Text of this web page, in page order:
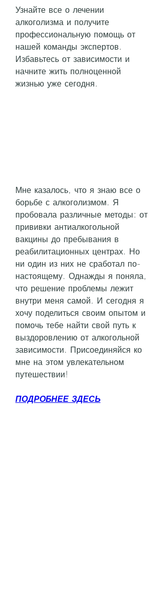
Узнайте все о лечении
алкоголизма и получите
профессиональную помощь от
нашей команды экспертов.
Избавьтесь от зависимости и
начните жить полноценной
жизнью уже сегодня.
Мне казалось, что я знаю все о
борьбе с алкоголизмом. Я
пробовала различные методы: от
прививки антиалкогольной
вакцины до пребывания в
реабилитационных центрах. Но
ни один из них не сработал по-
настоящему. Однажды я поняла,
что решение проблемы лежит
внутри меня самой. И сегодня я
хочу поделиться своим опытом и
помочь тебе найти свой путь к
выздоровлению от алкогольной
зависимости. Присоединяйся ко
мне на этом увлекательном
путешествии!
ПОДРОБНЕЕ ЗДЕСЬ